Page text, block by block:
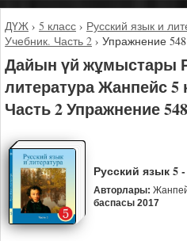
ДҮЖ › 5 класс › Русский язык и
Учебник. Часть 2 › Упражнение 548
Дайын үй жұмыстары
литература Жанпейс 5
Часть 2 Упражнение 548
Русский язык 5
Авторлары:
баспасы 2017